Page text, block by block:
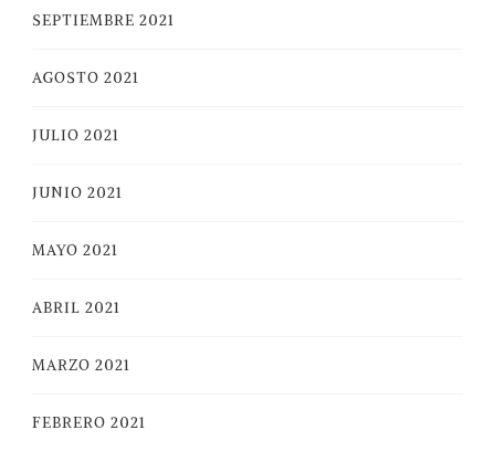
SEPTIEMBRE 2021
AGOSTO 2021
JULIO 2021
JUNIO 2021
MAYO 2021
ABRIL 2021
MARZO 2021
FEBRERO 2021